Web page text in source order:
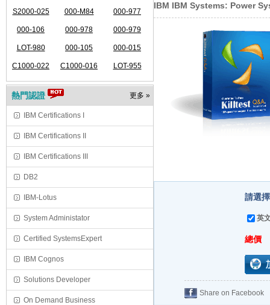
S2000-025 000-M84 000-977
000-106 000-978 000-979
LOT-980 000-105 000-015
C1000-022 C1000-016 LOT-955
更多 »
熱門認證
IBM Certifications I
IBM Certifications II
IBM Certifications III
DB2
IBM-Lotus
System Administator
Certified SystemsExpert
IBM Cognos
Solutions Developer
On Demand Business
IBM IBM Systems: Power
請選
英
總價
Share on Facebook